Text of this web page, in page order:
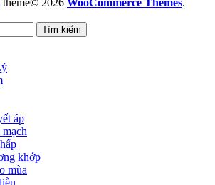
theme© 2026 WooCommerce Themes.
Tìm kiếm
áp
khớp
mùa